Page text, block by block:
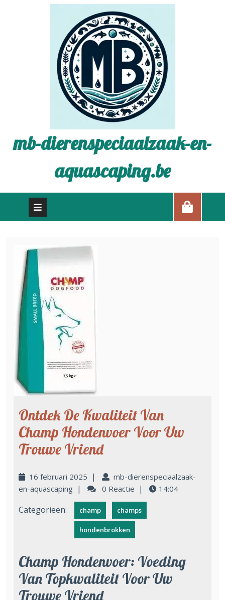
mb-dierenspeciaalzaak-en-
aquascaping.be
Ontdek De Kwaliteit Van
Champ Hondenvoer Voor Uw
Trouwe Vriend
16 februari 2025 |
mb-dierenspeciaalzaak-
en-aquascaping | 0 Reactie | 14:04
Categorieën: champ champs
hondenbrokken
Champ Hondenvoer: Voeding
Van Topkwaliteit Voor Uw
Trouwe Vriend